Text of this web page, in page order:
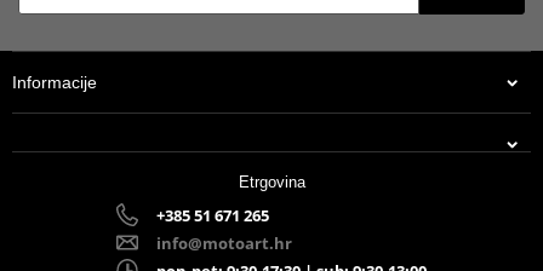
Informacije
Etrgovina
+385 51 671 265
info@motoart.hr